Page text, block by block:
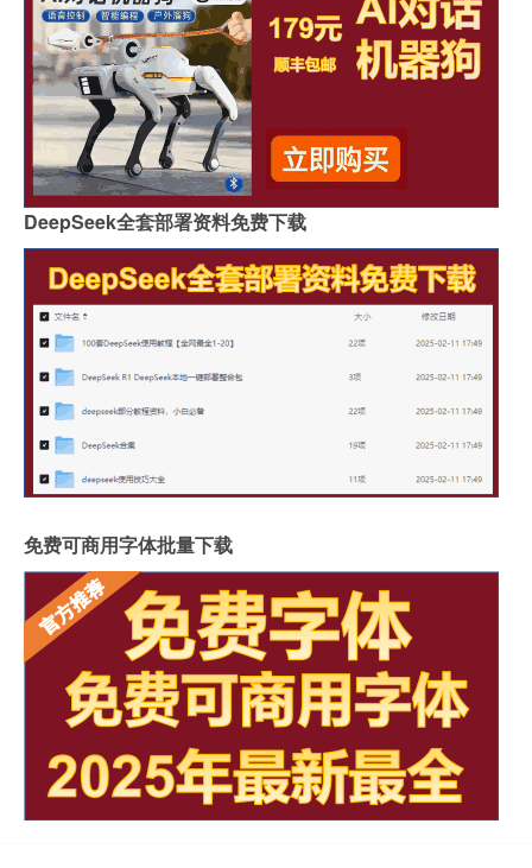
DeepSeek全套部署资料免费下载
免费可商用字体批量下载